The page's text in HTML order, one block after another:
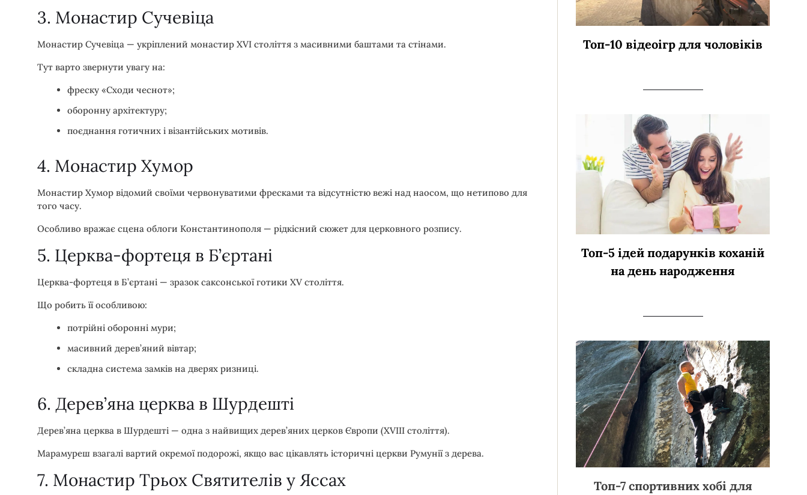
3. Монастир Сучевіца
Монастир Сучевіца — укріплений монастир XVI століття з масивними баштами та стінами.
Тут варто звернути увагу на:
фреску «Сходи чеснот»;
оборонну архітектуру;
поєднання готичних і візантійських мотивів.
4. Монастир Хумор
Монастир Хумор відомий своїми червонуватими фресками та відсутністю вежі над наосом, що нетипово для
того часу.
Особливо вражає сцена облоги Константинополя — рідкісний сюжет для церковного розпису.
5. Церква-фортеця в Б’єртані
Церква-фортеця в Б’єртані — зразок саксонської готики XV століття.
Що робить її особливою:
потрійні оборонні мури;
масивний дерев’яний вівтар;
складна система замків на дверях ризниці.
6. Дерев’яна церква в Шурдешті
Дерев’яна церква в Шурдешті — одна з найвищих дерев’яних церков Європи (XVIII століття).
Марамуреш взагалі вартий окремої подорожі, якщо вас цікавлять історичні церкви Румунії з дерева.
7. Монастир Трьох Святителів у Яссах
Топ-10 відеоігр для чоловіків
Топ-5 ідей подарунків коханій
на день народження
Топ-7 спортивних хобі для